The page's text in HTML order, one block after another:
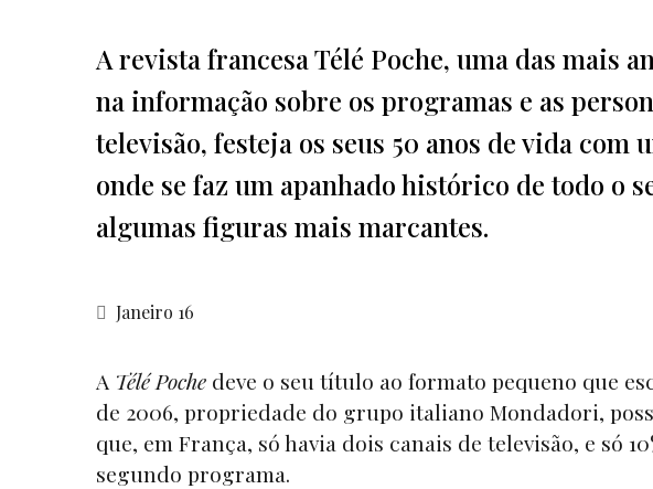
A revista francesa Télé Poche, uma das mais
na informação sobre os programas e as
televisão, festeja os seus 50 anos de vida com
onde se faz um apanhado histórico de todo o
algumas figuras mais marcantes.
Janeiro 16
A Télé Poche deve o seu título ao formato pequeno que
de 2006, propriedade do grupo italiano Mondadori,
que, em França, só havia dois canais de televisão, e só
segundo programa.